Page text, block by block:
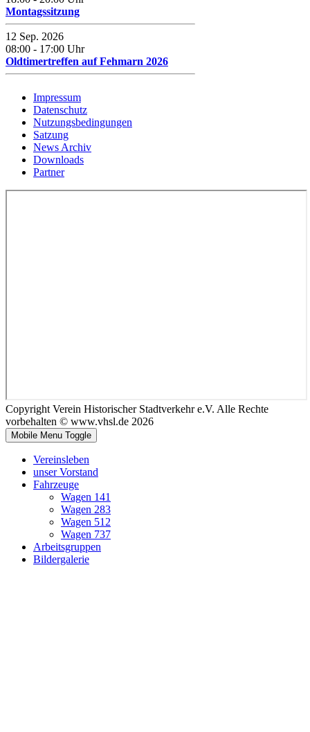
Montagssitzung
12 Sep. 2026
08:00 - 17:00 Uhr
Oldtimertreffen auf Fehmarn 2026
Impressum
Datenschutz
Nutzungsbedingungen
Satzung
News Archiv
Downloads
Partner
Copyright Verein Historischer Stadtverkehr e.V. Alle Rechte
vorbehalten © www.vhsl.de 2026
Mobile Menu Toggle
Vereinsleben
unser Vorstand
Fahrzeuge
Wagen 141
Wagen 283
Wagen 512
Wagen 737
Arbeitsgruppen
Bildergalerie